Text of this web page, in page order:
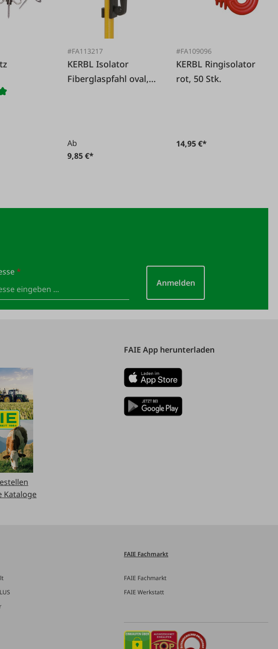
#FA113217
KERBL Isolator
Fiberglaspfahl oval,
Ab
9,85 €*
#FA109096
KERBL Ringisolator
rot, 50 Stk.
14,95 €*
*
Anmelden
Kataloge
FAIE App herunterladen
FAIE Fachmarkt
FAIE Fachmarkt
FAIE Werkstatt